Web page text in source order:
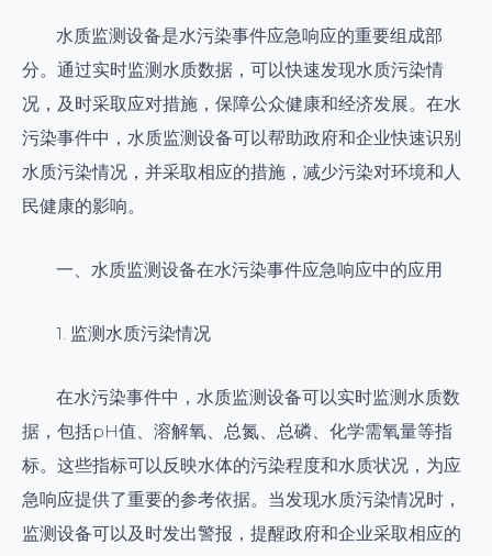
水质监测设备是水污染事件应急响应的重要组成部
分。通过实时监测水质数据，可以快速发现水质污染情
况，及时采取应对措施，保障公众健康和经济发展。在水
污染事件中，水质监测设备可以帮助政府和企业快速识别
水质污染情况，并采取相应的措施，减少污染对环境和人
民健康的影响。
一、水质监测设备在水污染事件应急响应中的应用
1. 监测水质污染情况
在水污染事件中，水质监测设备可以实时监测水质数
据，包括pH值、溶解氧、总氮、总磷、化学需氧量等指
标。这些指标可以反映水体的污染程度和水质状况，为应
急响应提供了重要的参考依据。当发现水质污染情况时，
监测设备可以及时发出警报，提醒政府和企业采取相应的